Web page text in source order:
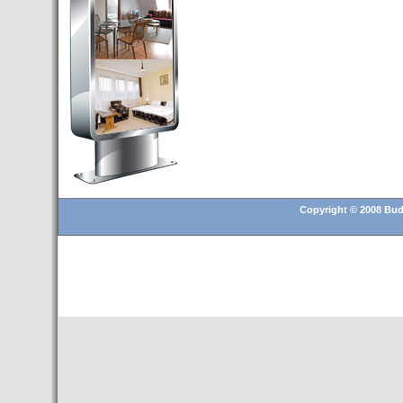
Budapest’.
- Hoteles en BUDAPEST:
Resultados octubre de 2016,
subida del 15% ocupación y
del 25,6% en el RevPar
- Nuevo Hotel en Budapest
bajo la marca Exe Hotusa
- Transfer Aeropuerto de
BUDAPEST
Copyright © 2008